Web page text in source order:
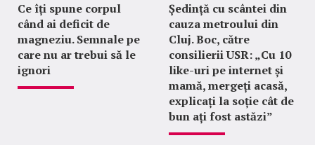
Ce îți spune corpul
când ai deficit de
magneziu. Semnale pe
care nu ar trebui să le
ignori
Ședință cu scântei din
cauza metroului din
Cluj. Boc, către
consilierii USR: „Cu 10
like-uri pe internet și
mamă, mergeți acasă,
explicați la soție cât de
bun ați fost astăzi”